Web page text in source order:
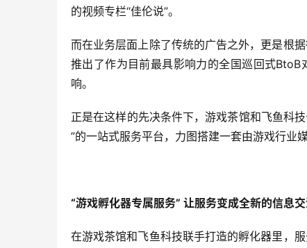
的视频专栏“佳伦说”。
而在业务层面上除了传统的广告之外，更是根
推出了作为目前最具影响力的全国巡回式BtoB
响。
正是在这样的先决条件下，游戏茶馆和飞鱼科
”的一站式服务平台，力图搭建一套由游戏行业
“游戏孵化器专属服务” 让服务变成全新的信息
在游戏茶馆和飞鱼科技联手打造的孵化器里，